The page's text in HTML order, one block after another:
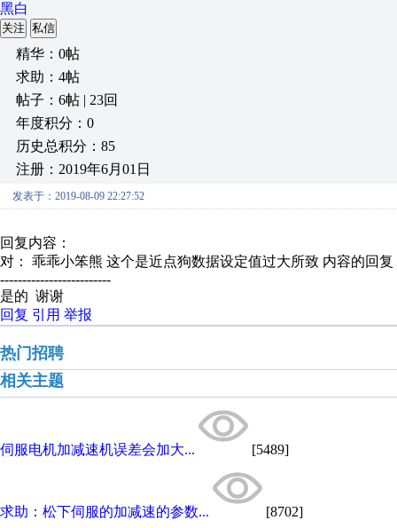
黑白
关注 私信
精华：0帖
求助：4帖
帖子：6帖 | 23回
年度积分：0
历史总积分：85
注册：2019年6月01日
发表于：2019-08-09 22:27:52
回复内容：
对： 乖乖小笨熊 这个是近点狗数据设定值过大所致 内容的回复
-------------------------
是的 谢谢
回复 引用 举报
热门招聘
相关主题
伺服电机加减速机误差会加大... [5489]
求助：松下伺服的加减速的参数... [8702]